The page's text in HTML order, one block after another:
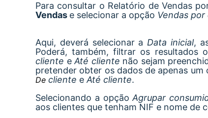
Para consultar o Relatório de Vendas
Vendas e selecionar a opção Vendas
Aqui, deverá selecionar a Data inicial,
Poderá, também, filtrar os resultados
cliente eAté cliente não sejam
pretender obter os dados de apenas
De cliente e Até cliente.
Selecionando a opçãoAgrupar
aos clientes que tenham NIF e nome de